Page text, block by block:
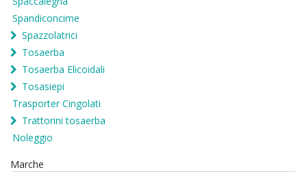
Spandiconcime
Spazzolatrici
Tosaerba
Tosaerba Elicoidali
Tosasiepi
Trasporter Cingolati
Trattorini tosaerba
Noleggio
Marche